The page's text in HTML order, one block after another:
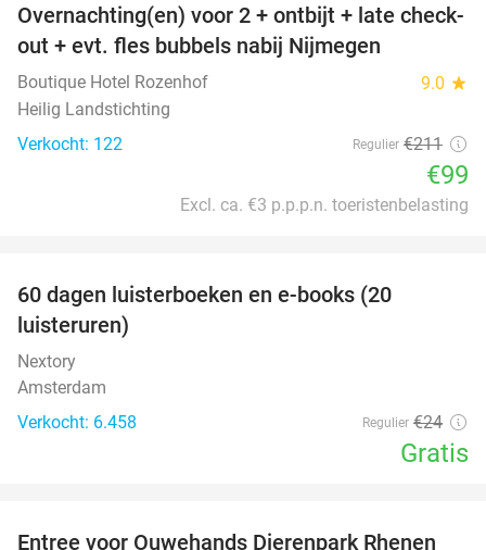
53%
Overnachting(en) voor 2 + ontbijt + late check-
out + evt. fles bubbels nabij Nijmegen
Boutique Hotel Rozenhof 9.0 star
Heilig Landstichting
Verkocht: 122
Regulier €211
€99
Excl. ca. €3 p.p.p.n. toeristenbelasting
60 dagen luisterboeken en e-books (20
luisteruren)
Nextory
Amsterdam
Verkocht: 6.458
Regulier €24
Gratis
Entree voor Ouwehands Dierenpark Rhenen